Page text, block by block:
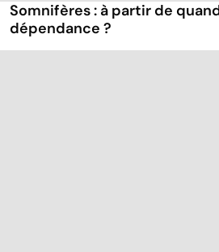
Somnifères : à partir de
dépendance ?